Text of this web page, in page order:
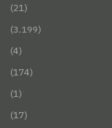
(21)
(3٬199)
(4)
(174)
(1)
(17)